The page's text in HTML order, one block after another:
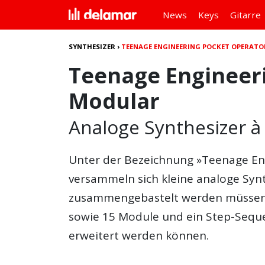
News Keys Gitarre
SYNTHESIZER › TEENAGE ENGINEERING POCKET
Teenage
Modular
Analoge Synthesizer à
Unter der Bezeichnung »Teenage
versammeln sich kleine analoge
zusammengebastelt werden
sowie 15 Module und ein Step-
erweitert werden können.